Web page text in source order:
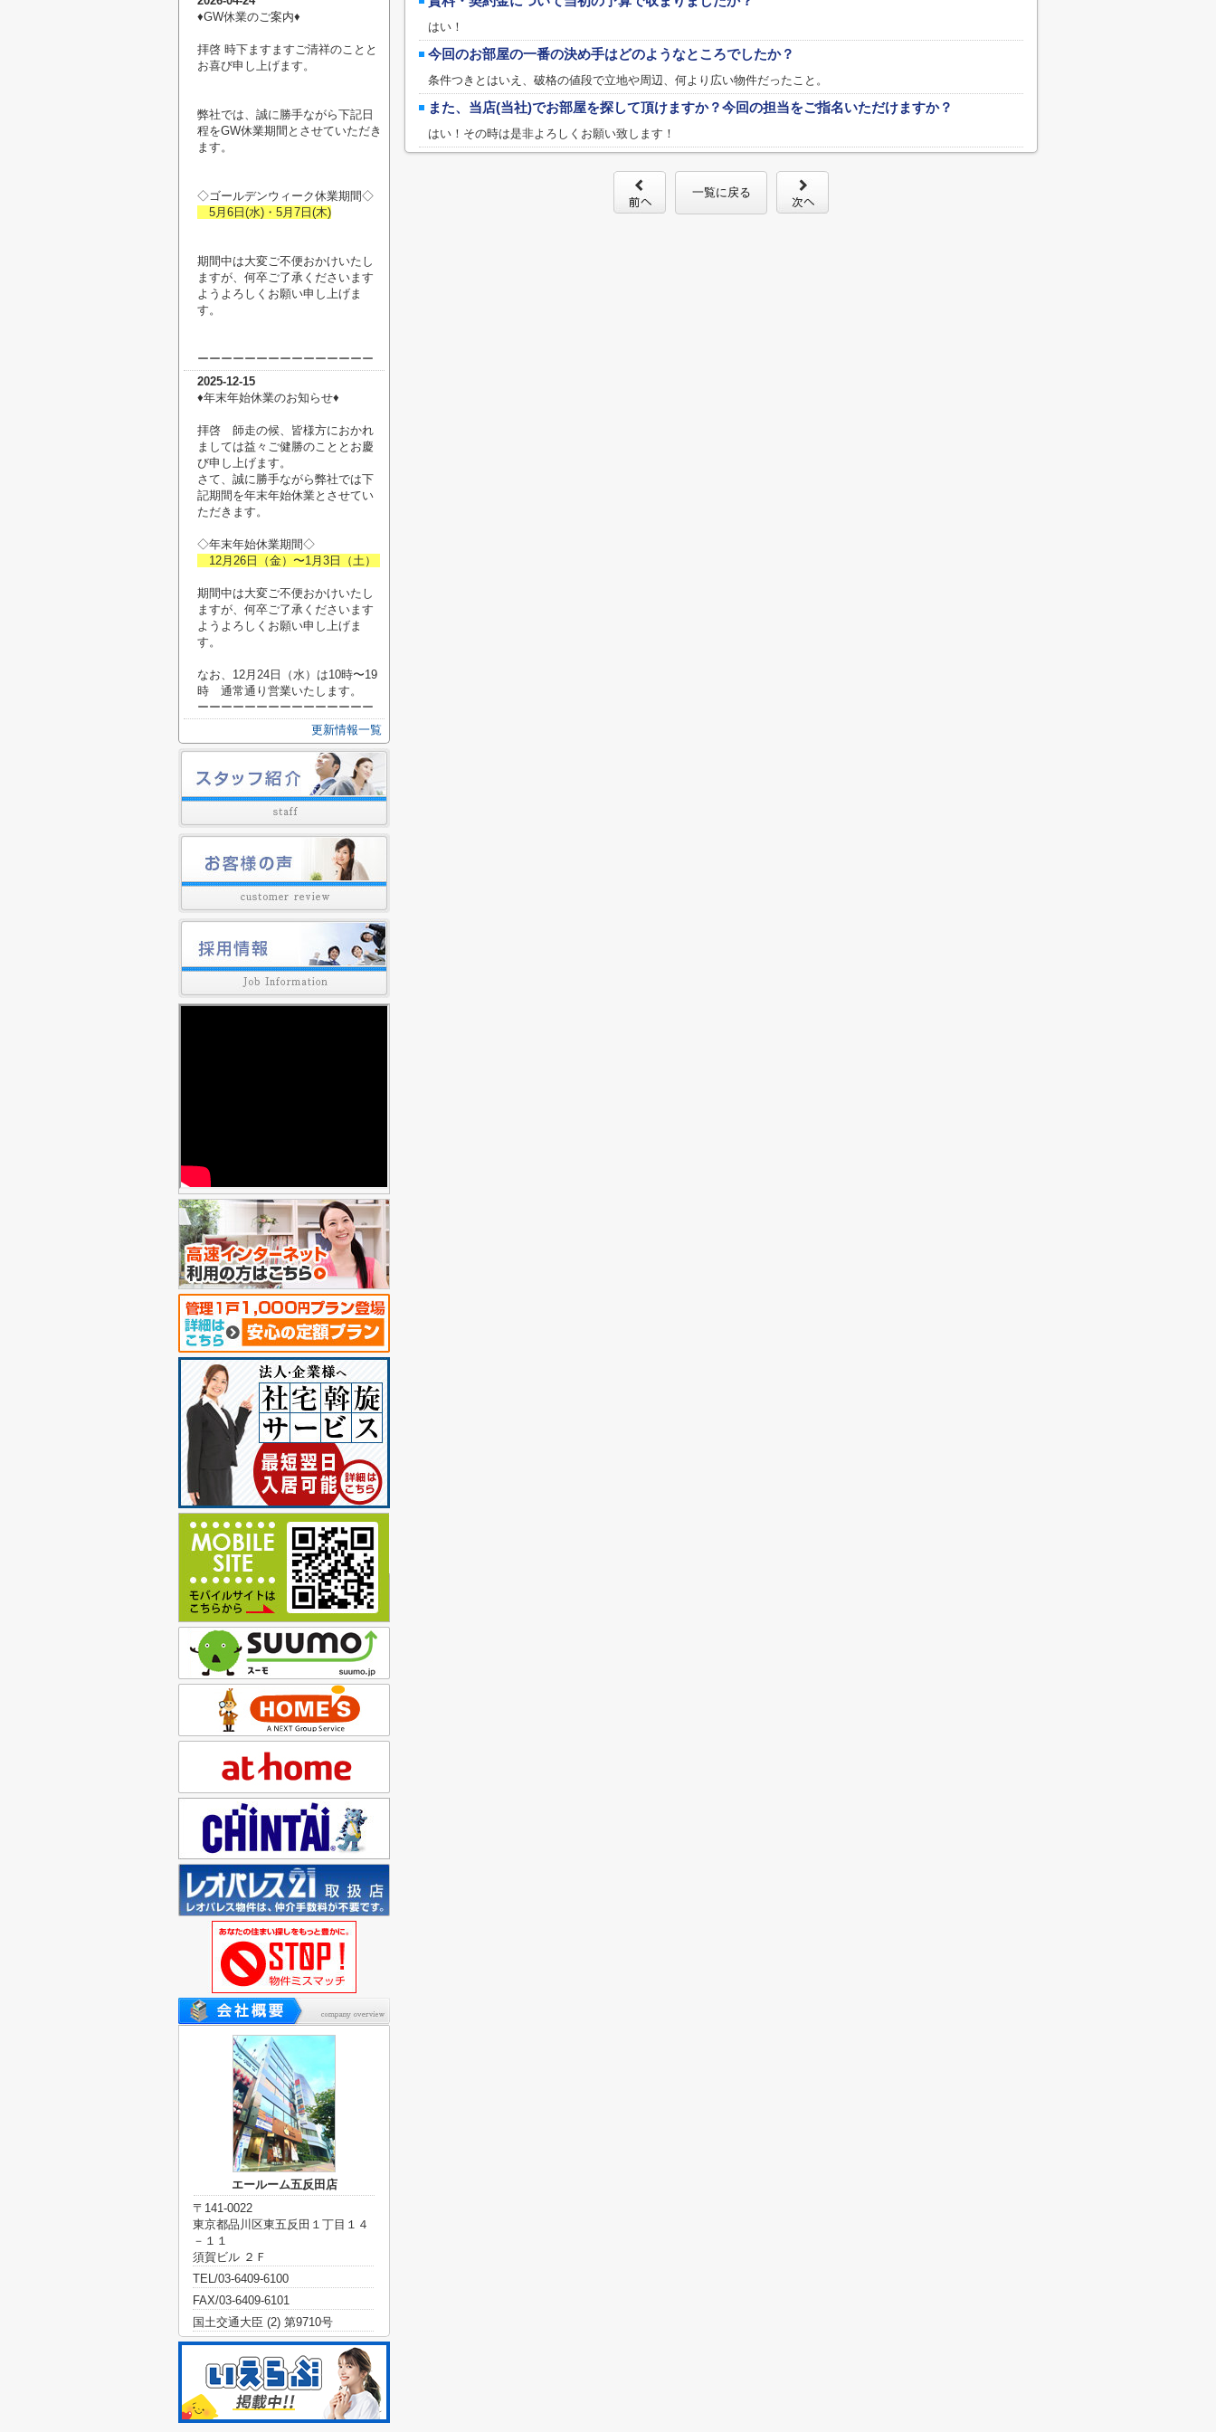
はい！
今回のお部屋の一番の決め手はどのようなところでしたか？
条件つきとはいえ、破格の値段で立地や周辺、何より広い物件だったこと。
また、当店(当社)でお部屋を探して頂けますか？今回の担当をご指名いただけますか？
はい！その時は是非よろしくお願い致します！
一覧に戻る
♦︎GW休業のご案内♦︎
拝啓 時下ますますご清祥のことと
お喜び申し上げます。
弊社では、誠に勝手ながら下記日
程をGW休業期間とさせていただき
ます。
◇ゴールデンウィーク休業期間◇
5月6日(水)・5月7日(木)
期間中は大変ご不便おかけいたし
ますが、何卒ご了承くださいます
ようよろしくお願い申し上げま
す。
ーーーーーーーーーーーーーーー
2025-12-15
♦︎年末年始休業のお知らせ♦︎
拝啓 師走の候、皆様方におかれ
ましては益々ご健勝のこととお慶
び申し上げます。
さて、誠に勝手ながら弊社では下
記期間を年末年始休業とさせてい
ただきます。
◇年末年始休業期間◇
12月26日（金）〜1月3日（土）
期間中は大変ご不便おかけいたし
ますが、何卒ご了承くださいます
ようよろしくお願い申し上げま
す。
なお、12月24日（水）は10時〜19
時 通常通り営業いたします。
ーーーーーーーーーーーーーーー
更新情報一覧
エールーム五反田店
〒141-0022
東京都品川区東五反田１丁目１４
－１１
須賀ビル ２Ｆ
TEL/03-6409-6100
FAX/03-6409-6101
国土交通大臣 (2) 第9710号